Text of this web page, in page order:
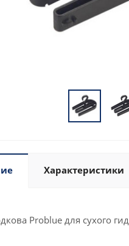
Характеристики
Problue для сухого